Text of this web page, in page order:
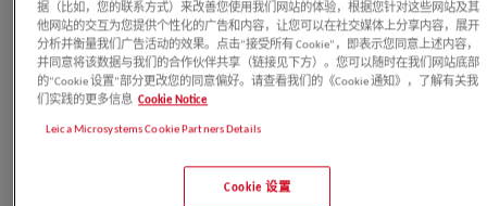
调整观察筒及目镜
据（比如，您的联系方式）来改善您使用我们网站的体验，根据您针对这些网站及其
他网站的交互为您提供个性化的广告和内容，让您可以在社交媒体上分享内容，展开
分析并衡量我们广告活动的效果。点击“接受所有 Cookie”，即表示您同意上述内容，
并同意将该数据与我们的合作伙伴共享（链接见下方）。您可以随时在我们网站底部
的“Cookie 设置”部分更改您的同意偏好。请查看我们的《Cookie 通知》，了解有关我
们实践的更多信息 Cookie Notice
Leica Microsystems Cookie Partners Details
Cookie 设置